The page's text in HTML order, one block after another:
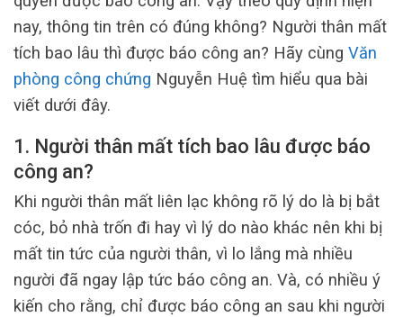
nay, thông tin trên có đúng không? Người thân mất
tích bao lâu thì được báo công an? Hãy cùng Văn
phòng công chứng Nguyễn Huệ tìm hiểu qua bài
viết dưới đây.
1. Người thân mất tích bao lâu được báo
công an?
Khi người thân mất liên lạc không rõ lý do là bị bắt
cóc, bỏ nhà trốn đi hay vì lý do nào khác nên khi bị
mất tin tức của người thân, vì lo lắng mà nhiều
người đã ngay lập tức báo công an. Và, có nhiều ý
kiến cho rằng, chỉ được báo công an sau khi người